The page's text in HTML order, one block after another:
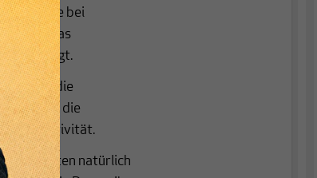
bei
Das
steigt.
Steigen die
auch die
Produktivität.
die Renten natürlich